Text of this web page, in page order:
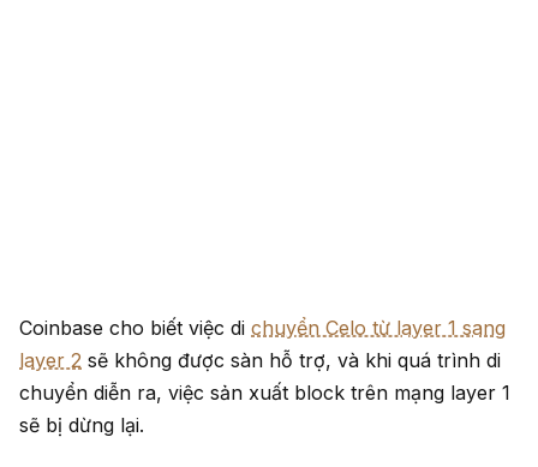
Coinbase cho biết việc di chuyển Celo từ layer 1 sang
layer 2 sẽ không được sàn hỗ trợ, và khi quá trình di
chuyển diễn ra, việc sản xuất block trên mạng layer 1
sẽ bị dừng lại.